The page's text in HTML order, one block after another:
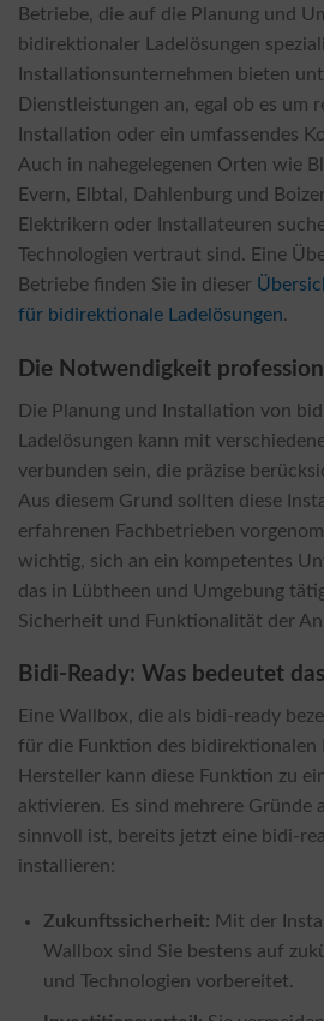
Betriebe, die auf die Planung und
bidirektionaler Ladelösungen
Installationsunternehmen bieten
Dienstleistungen an, egal ob es um
Installation oder ein umfassendes
Auch in nahegelegenen Orten wie
Evern, Elbtal, Dahlenburg und
Elektrikern oder Installateuren
Technologien vertraut sind. Eine
Betriebe finden Sie in dieser
für bidirektionale Ladelösungen.
Die Notwendigkeit
Die Planung und Installation von
Ladelösungen kann mit
verbunden sein, die präzise
Aus diesem Grund sollten diese
erfahrenen Fachbetrieben
wichtig, sich an ein kompetentes
das in Lübtheen und Umgebung
Sicherheit und Funktionalität der
Bidi-Ready: Was bedeutet
Eine Wallbox, die als bidi-ready
für die Funktion des bidirektionalen
Hersteller kann diese Funktion zu
aktivieren. Es sind mehrere Gründe
sinnvoll ist, bereits jetzt eine bidi-
installieren:
Zukunftssicherheit: Mit der
Wallbox sind Sie bestens auf
und Technologien vorbereitet.